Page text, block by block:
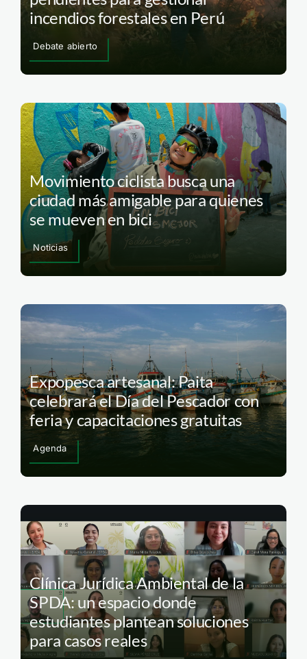
incendios forestales en Perú
Debate abierto
Movimiento ciclista busca una
ciudad más amigable para quienes
se mueven en bici
Noticias
Expopesca artesanal: Paita
celebrará el Día del Pescador con
feria y capacitaciones gratuitas
Agenda
Clínica Jurídica Ambiental de la
SPDA: un espacio donde
estudiantes plantean soluciones
para casos reales